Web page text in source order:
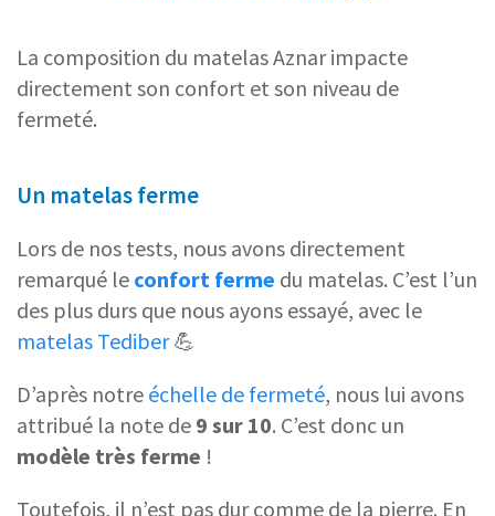
La composition du matelas Aznar impacte
directement son confort et son niveau de
fermeté.
Un matelas ferme
Lors de nos tests, nous avons directement
remarqué le confort ferme du matelas. C’est l’un
des plus durs que nous ayons essayé, avec le
matelas Tediber💪
D’après notre échelle de fermeté, nous lui avons
attribué la note de 9 sur 10. C’est donc un
modèle très ferme !
Toutefois, il n’est pas dur comme de la pierre. En